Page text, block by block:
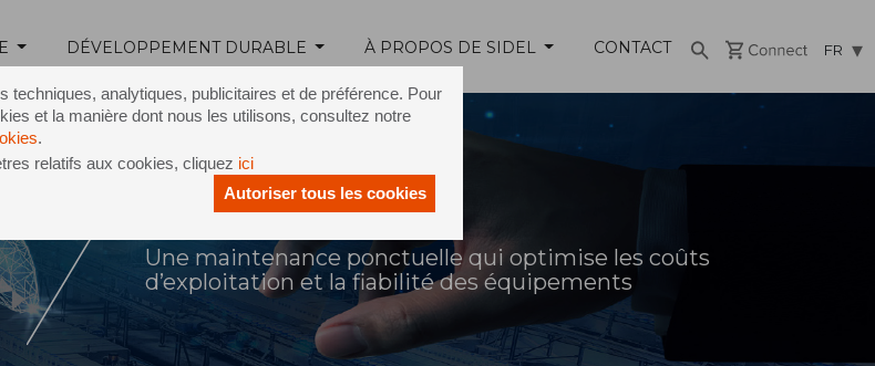
techniques, analytiques, publicitaires et de préférence. Pour
et la manière dont nous les utilisons, consultez notre
.
relatifs aux cookies, cliquez ici
Autoriser tous les cookies
DÉVELOPPEMENT DURABLE À PROPOS DE SIDEL CONTACT FR
Une maintenance ponctuelle qui optimise les coûts
d’exploitation et la fiabilité des équipements